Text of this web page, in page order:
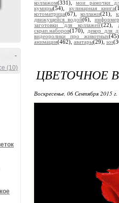
-
(10)
коллажом(331),мои рамочки
кумиры(54), кулинарная книга
котоматрица(67),коллажи(21),
движущейся водой(6),
заготовки 'для коллажей'(22),
скрап.наборов(170), декор для
видеоролики про животных
анимация(462), аватары(29), sos
ЦВЕТОЧНОЕ
Воскресенье, 06 Сентября 2015